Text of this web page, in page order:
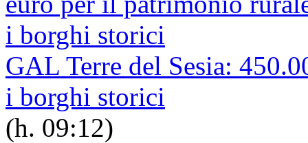
GAL Terre del Sesia:
i borghi storici
(h. 09:12)